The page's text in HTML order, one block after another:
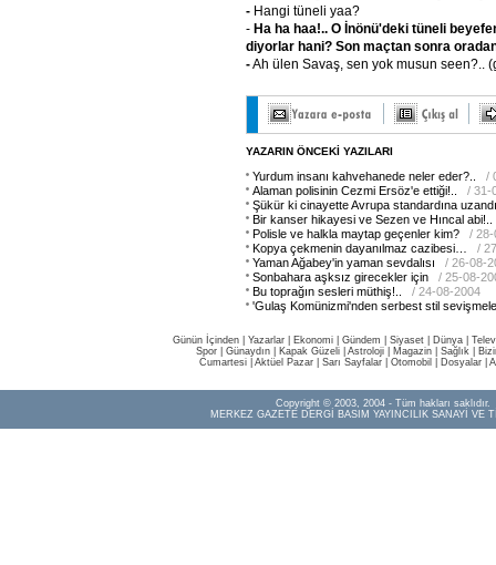
- Hangi tüneli yaa?
- Ha ha haa!.. O İnönü'deki tüneli
diyorlar hani? Son maçtan sonra
-Ah ülen Savaş, sen yok musun seen?..
YAZARIN ÖNCEKİ YAZILARI
Yurdum insanı kahvehanede neler eder?..
/
Alaman polisinin Cezmi Ersöz'e ettiği!..
/ 31-
Şükür ki cinayette Avrupa standardına
Bir kanser hikayesi ve Sezen ve Hıncal abi!..
Polisle ve halkla maytap geçenler kim?
/ 28-
Kopya çekmenin dayanılmaz cazibesi…
/
Yaman Ağabey'in yaman sevdalısı
/ 26-08-
Sonbahara aşksız girecekler için
/ 25-08-
Bu toprağın sesleri müthiş!..
/ 24-08-2004
'Gulaş Komünizmi'nden serbest stil
Günün İçinden Yazarlar Ekonomi Gündem Siyaset Dünya |
Spor
Günaydın Kapak Güzeli Astroloji Magazin Sağlık
Cumartesi| Aktüel Pazar| Sarı Sayfalar| Otomobil Dosyalar|
Copyright © 2003, 2004 - Tüm hakları saklıdır.
MERKEZ GAZETE DERGİ BASIM YAYINCILIK SANAYİ VE